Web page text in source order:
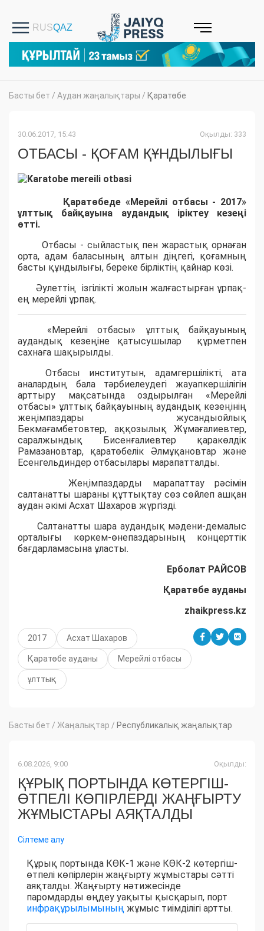
Басты бет / Аудан жаңалықтары / Қаратөбе
30.06.2017, 15:43 Оқылды: 333
ОТБАСЫ - ҚОҒАМ ҚҰНДЫЛЫҒЫ
Қаратөбеде «Мерейлі отбасы - 2017»
ұлттық байқауына аудандық іріктеу кезеңі
өтті.
Отбасы - сыйластық пен жарастық орнаған
орта, адам баласының алтын діңгегі, қоғамның
басты құндылығы, береке бірліктің қайнар көзі.
Әулеттің ізгілікті жолын жалғастырған ұрпақ-
ең мерейлі ұрпақ.
«Мерейлі отбасы» ұлттық байқауының
аудандық кезеңіне қатысушылар құрметпен
сахнаға шақырылды.
Отбасы институтын, адамгершілікті, ата
аналардың бала тәрбиелеудегі жауапкершілігін
арттыру мақсатында оздырылған «Мерейлі
отбасы» ұлттық байқауының аудандық кезеңінің
жеңімпаздары жусандыойлық
Бекмағамбетовтер, аққозылық Жұмағалиевтер,
саралжындық Бисенғалиевтер қаракөлдік
Рамазановтар, қаратөбелік Әлмұқановтар және
Есенгельдиндер отбасылары марапатталды.
Жеңімпаздарды марапаттау рәсімін
салтанатты шараны құттықтау сөз сөйлеп ашқан
аудан әкімі Асхат Шахаров жүргізді.
Салтанатты шара аудандық мәдени-демалыс
орталығы көркем-өнепаздарының концерттік
бағдарламасына ұласты.
Ерболат РАЙСОВ
Қаратөбе ауданы
zhaikpress.kz
2017 Асхат Шахаров
Қаратөбе ауданы Мерейлі отбасы
ұлттық
Басты бет / Жаңалықтар / Республикалық жаңалықтар
6.08.2026, 9:00 Оқылды:
ҚҰРЫҚ ПОРТЫНДА КӨТЕРГІШ-
ӨТПЕЛІ КӨПІРЛЕРДІ ЖАҢҒЫРТУ
ЖҰМЫСТАРЫ АЯҚТАЛДЫ
Сілтеме алу
Құрық портында КӨК-1 және КӨК-2 көтергіш-
өтпелі көпірлерін жаңғырту жұмыстары сәтті
аяқталды. Жаңғырту нәтижесінде
паромдарды өңдеу уақыты қысқарып, порт
инфрақұрылымының жұмыс тиімділігі артты.